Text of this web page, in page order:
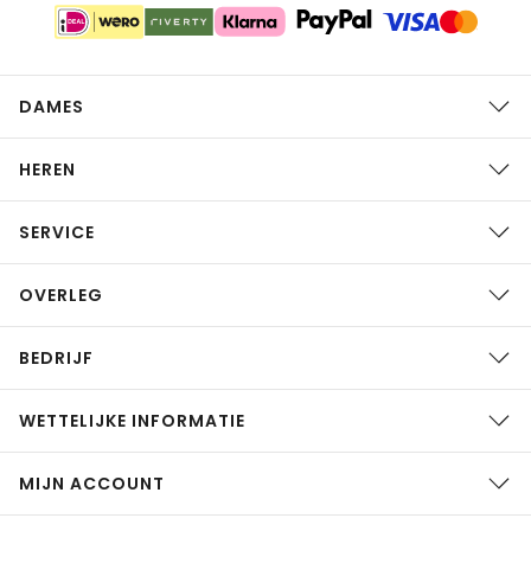
DAMES
HEREN
SERVICE
OVERLEG
BEDRIJF
WETTELIJKE INFORMATIE
MIJN ACCOUNT